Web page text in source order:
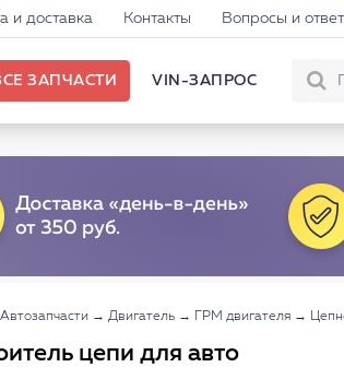
и доставка Контакты Вопросы и
ЗАПЧАСТИ VIN-ЗАПРОС
Автозапчасти → Двигатель → ГРМ двигателя →
цепи для авто